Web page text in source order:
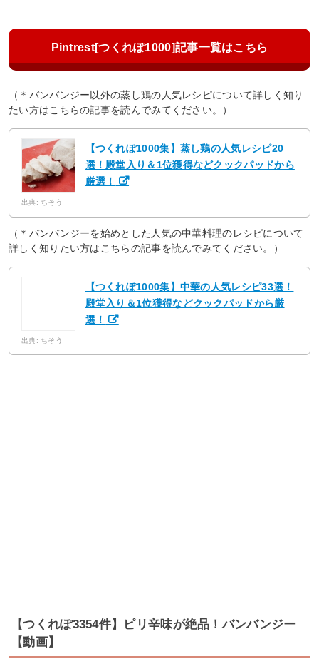
Pintrest[つくれぽ1000]記事一覧はこちら
（＊バンバンジー以外の蒸し鶏の人気レシピについて詳しく知り
たい方はこちらの記事を読んでみてください。）
【つくれぽ1000集】蒸し鶏の人気レシピ20
選！殿堂入り＆1位獲得などクックパッドから
厳選！
出典: ちそう
（＊バンバンジーを始めとした人気の中華料理のレシピについて
詳しく知りたい方はこちらの記事を読んでみてください。）
【つくれぽ1000集】中華の人気レシピ33選！
殿堂入り＆1位獲得などクックパッドから厳
選！
出典: ちそう
【つくれぽ3354件】ピリ辛味が絶品！バンバンジー
【動画】